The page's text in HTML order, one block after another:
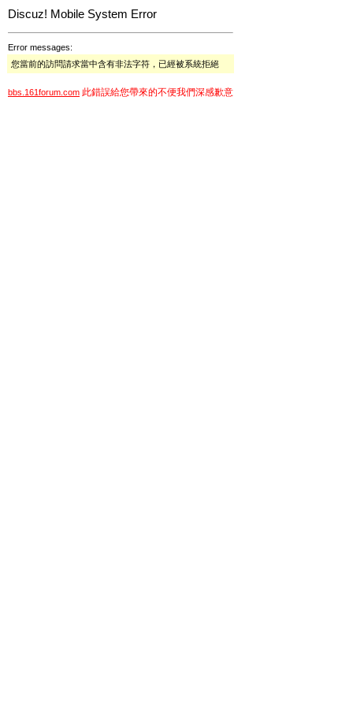
Discuz! Mobile System Error
Error messages:
您當前的訪問請求當中含有非法字符，已經被系統拒絕
bbs.161forum.com 此錯誤給您帶來的不便我們深感歉意